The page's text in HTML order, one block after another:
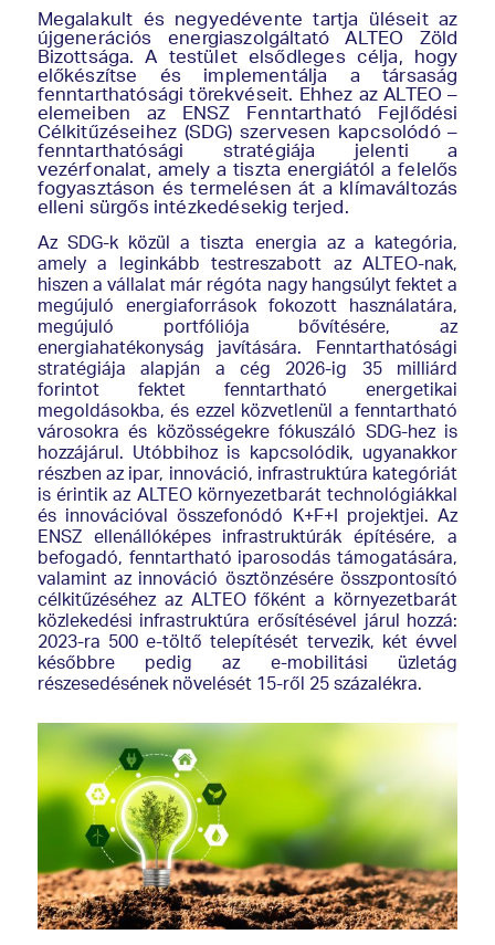
Megalakult és negyedévente tartja üléseit az
újgenerációs energiaszolgáltató ALTEO Zöld
Bizottsága. A testület elsődleges célja, hogy
előkészítse és implementálja a társaság
fenntarthatósági törekvéseit. Ehhez az ALTEO –
elemeiben az ENSZ Fenntartható Fejlődési
Célkitűzéseihez (SDG) szervesen kapcsolódó –
fenntarthatósági stratégiája jelenti a
vezérfonalat, amely a tiszta energiától a felelős
fogyasztáson és termelésen át a klímaváltozás
elleni sürgős intézkedésekig terjed.
Az SDG-k közül a tiszta energia az a kategória,
amely a leginkább testreszabott az ALTEO-nak,
hiszen a vállalat már régóta nagy hangsúlyt fektet a
megújuló energiaforrások fokozott használatára,
megújuló portfóliója bővítésére, az
energiahatékonyság javítására. Fenntarthatósági
stratégiája alapján a cég 2026-ig 35 milliárd
forintot fektet fenntartható energetikai
megoldásokba, és ezzel közvetlenül a fenntartható
városokra és közösségekre fókuszáló SDG-hez is
hozzájárul. Utóbbihoz is kapcsolódik, ugyanakkor
részben az ipar, innováció, infrastruktúra kategóriát
is érintik az ALTEO környezetbarát technológiákkal
és innovációval összefonódó K+F+I projektjei. Az
ENSZ ellenállóképes infrastruktúrák építésére, a
befogadó, fenntartható iparosodás támogatására,
valamint az innováció ösztönzésére összpontosító
célkitűzéséhez az ALTEO főként a környezetbarát
közlekedési infrastruktúra erősítésével járul hozzá:
2023-ra 500 e-töltő telepítését tervezik, két évvel
későbbre pedig az e-mobilitási üzletág
részesedésének növelését 15-ről 25 százalékra.